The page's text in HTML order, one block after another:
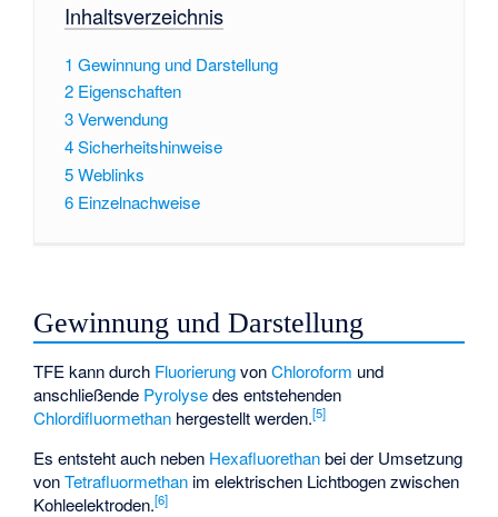
Inhaltsverzeichnis
1 Gewinnung und Darstellung
2 Eigenschaften
3Verwendung
4Sicherheitshinweise
5Weblinks
6 Einzelnachweise
Gewinnung und Darstellung
TFE kann durch FluorierungvonChloroform und
anschließende Pyrolysedes entstehenden
Chlordifluormethan hergestellt werden.[5]
Es entsteht auch neben Hexafluorethanbei der Umsetzung
vonTetrafluormethan im elektrischen Lichtbogen zwischen
Kohleelektroden.[6]